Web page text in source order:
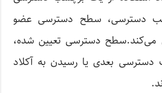
دسترسی، سطح دسترسی عضو
دسترسی تعیین شده،
بعدی یا رسیدن به آکلاد